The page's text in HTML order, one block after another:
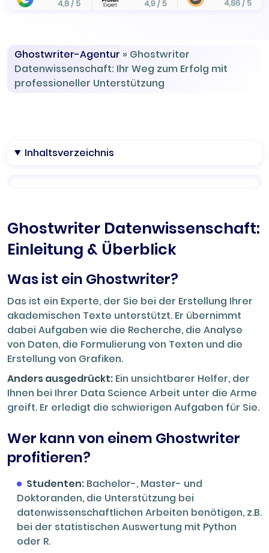
Ghostwriter-Agentur » Ghostwriter
Datenwissenschaft: Ihr Weg zum Erfolg mit
professioneller Unterstützung
Inhaltsverzeichnis
Ghostwriter Datenwissenschaft:
Einleitung & Überblick
Was ist ein Ghostwriter?
Das ist ein Experte, der Sie bei der Erstellung Ihrer
akademischen Texte unterstützt. Er übernimmt
dabei Aufgaben wie die Recherche, die Analyse
von Daten, die Formulierung von Texten und die
Erstellung von Grafiken.
Anders ausgedrückt: Ein unsichtbarer Helfer, der
Ihnen bei Ihrer Data Science Arbeit unter die Arme
greift. Er erledigt die schwierigen Aufgaben für Sie.
Wer kann von einem Ghostwriter
profitieren?
Studenten: Bachelor-, Master- und
Doktoranden, die Unterstützung bei
datenwissenschaftlichen Arbeiten benötigen, z.B.
bei der statistischen Auswertung mit Python
oder R.